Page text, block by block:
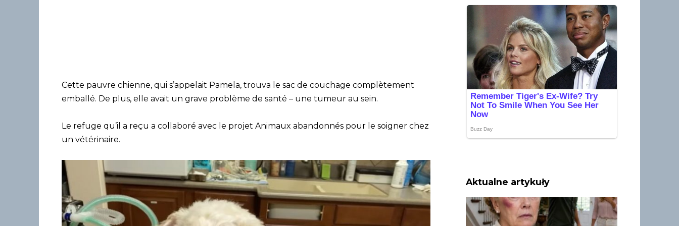
Cette pauvre chienne, qui s’appelait Pamela, trouva le sac de couchage complètement
emballé. De plus, elle avait un grave problème de santé – une tumeur au sein.
Le refuge qu’il a reçu a collaboré avec le projet Animaux abandonnés pour le soigner chez
un vétérinaire.
Aktualne artykuły